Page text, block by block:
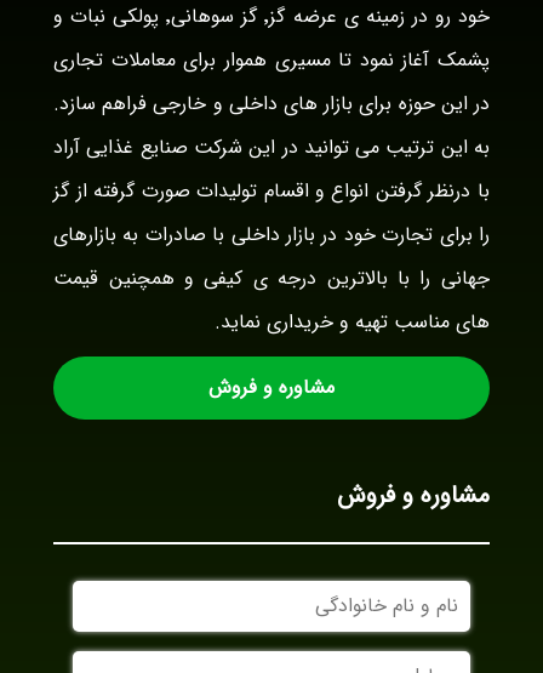
خود رو در زمینه ی عرضه گز٬ گز سوهانی٬ پولکی نبات و
پشمک آغاز نمود تا مسیری هموار برای معاملات تجاری
در این حوزه برای بازار های داخلی و خارجی فراهم سازد.
به این ترتیب می توانید در این شرکت صنایع غذایی آراد
با درنظر گرفتن انواع و اقسام تولیدات صورت گرفته از گز
را برای تجارت خود در بازار داخلی با صادرات به بازارهای
جهانی را با بالاترین درجه ی کیفی و همچنین قیمت
های مناسب تهیه و خریداری نماید.
مشاوره و فروش
مشاوره و فروش
نام
و
نام
خانوادگی
موبایل